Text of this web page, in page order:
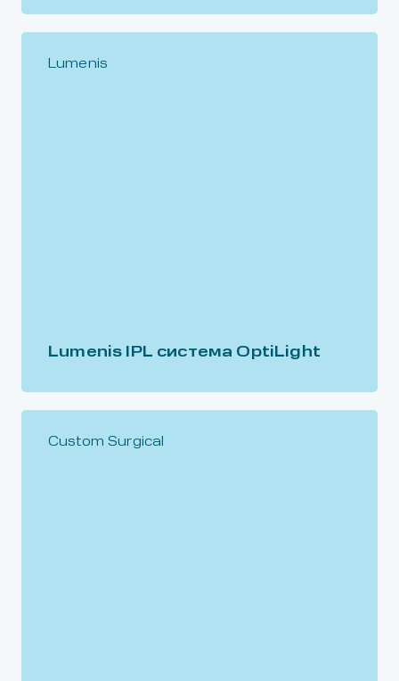
Lumenis
Lumenis IPL система OptiLight
Custom Surgical